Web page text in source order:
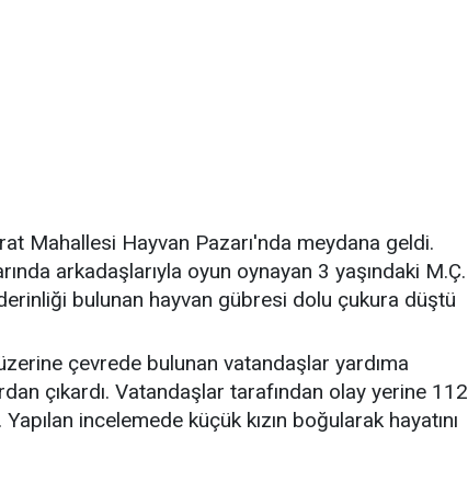
Mahallesi Hayvan Pazarı'nda meydana geldi.
arkadaşlarıyla oyun oynayan 3 yaşındaki M.Ç.
bulunan hayvan gübresi dolu çukura düştü
üzerine çevrede bulunan vatandaşlar yardıma
çıkardı. Vatandaşlar tarafından olay yerine 112
incelemede küçük kızın boğularak hayatını